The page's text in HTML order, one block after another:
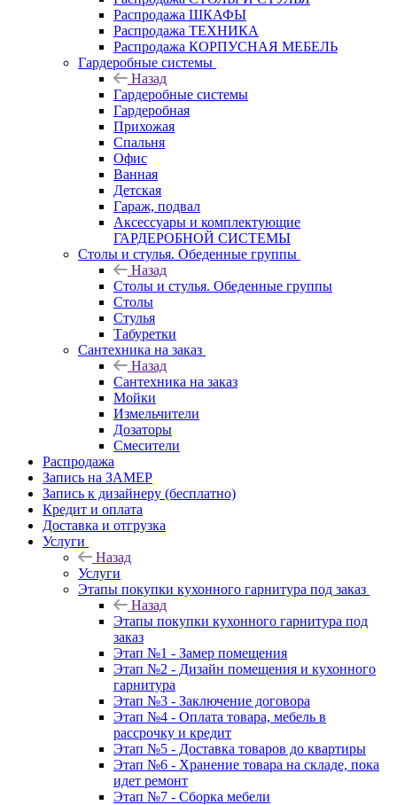
Распродажа ШКАФЫ
Распродажа ТЕХНИКА
Распродажа КОРПУСНАЯ МЕБЕЛЬ
Гардеробные системы
Назад
Гардеробные системы
Гардеробная
Прихожая
Спальня
Офис
Ванная
Детская
Гараж, подвал
Аксессуары и комплектующие
ГАРДЕРОБНОЙ СИСТЕМЫ
Столы и стулья. Обеденные группы
Назад
Столы и стулья. Обеденные группы
Столы
Стулья
Табуретки
Сантехника на заказ
Назад
Сантехника на заказ
Мойки
Измельчители
Дозаторы
Смесители
Распродажа
Запись на ЗАМЕР
Запись к дизайнеру (бесплатно)
Кредит и оплата
Доставка и отгрузка
Услуги
Назад
Услуги
Этапы покупки кухонного гарнитура под заказ
Назад
Этапы покупки кухонного гарнитура под
заказ
Этап №1 - Замер помещения
Этап №2 - Дизайн помещения и кухонного
гарнитура
Этап №3 - Заключение договора
Этап №4 - Оплата товара, мебель в
рассрочку и кредит
Этап №5 - Доставка товаров до квартиры
Этап №6 - Хранение товара на складе, пока
идет ремонт
Этап №7 - Сборка мебели